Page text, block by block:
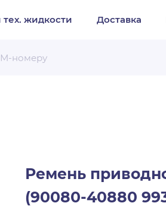
тех. жидкости Доставка
Ремень
(90080-40880